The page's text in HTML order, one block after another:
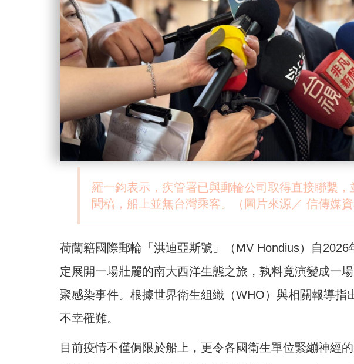
羅一鈞表示，疾管署已與郵輪公司取得直接聯繫
聞稿，船上並無台灣乘客。（圖片來源／ 信傳媒資
荷蘭籍國際郵輪「洪迪亞斯號」（MV Hondius）自
定展開一場壯麗的南大西洋生態之旅，孰料竟演變成一
聚感染事件。根據世界衛生組織（WHO）與相關報導指
不幸罹難。
目前疫情不僅侷限於船上，更令各國衛生單位緊繃神經